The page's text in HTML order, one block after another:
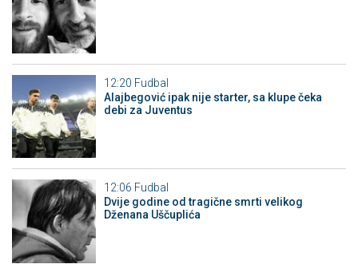
12:20 Fudbal
Alajbegović ipak nije starter, sa klupe čeka
debi za Juventus
12:06 Fudbal
Dvije godine od tragične smrti velikog
Dženana Uščuplića